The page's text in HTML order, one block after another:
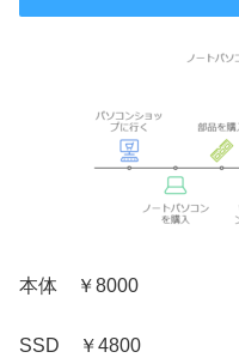
本体 ￥8000
SSD ￥4800